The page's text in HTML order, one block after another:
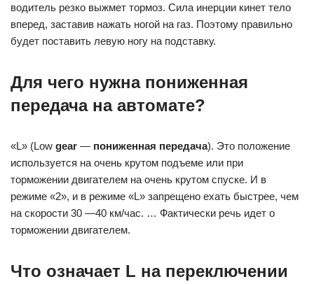
водитель резко выжмет тормоз. Сила инерции кинет тело
вперед, заставив нажать ногой на газ. Поэтому правильно
будет поставить левую ногу на подставку.
Для чего нужна пониженная
передача на автомате?
«L» (Low gear — пониженная передача). Это положение
используется на очень крутом подъеме или при
торможении двигателем на очень крутом спуске. И в
режиме «2», и в режиме «L» запрещено ехать быстрее, чем
на скорости 30 —40 км/час. … Фактически речь идет о
торможении двигателем.
Что означает L на переключении